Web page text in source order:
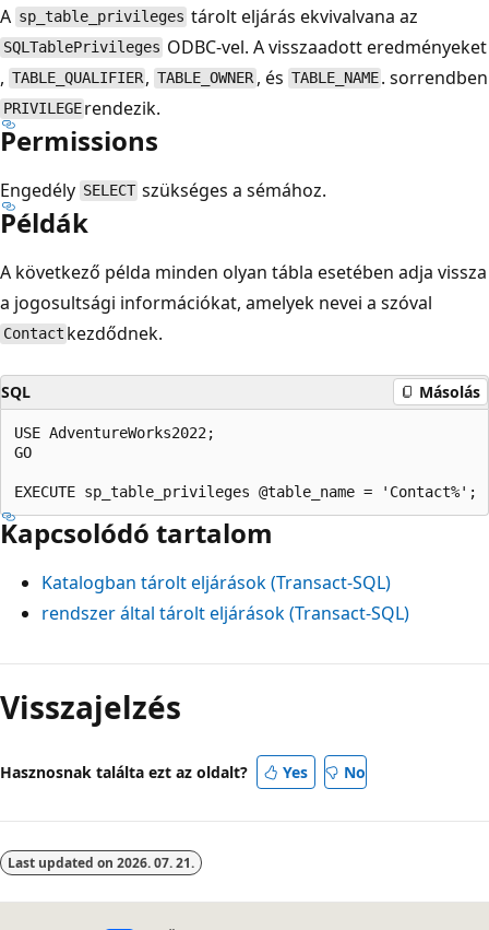
A sp_table_privileges tárolt eljárás ekvivalvana az
SQLTablePrivileges ODBC-vel. A visszaadott eredményeket
, TABLE_QUALIFIER , TABLE_OWNER , és TABLE_NAME . sorrendben
PRIVILEGE rendezik.
Permissions
Engedély SELECT szükséges a sémához.
Példák
A következő példa minden olyan tábla esetében adja vissza
a jogosultsági információkat, amelyek nevei a szóval
Contact kezdődnek.
SQL Másolás
USE AdventureWorks2022;
GO
Kapcsolódó tartalom
Katalogban tárolt eljárások (Transact-SQL)
rendszer által tárolt eljárások (Transact-SQL)
Visszajelzés
Hasznosnak találta ezt az oldalt? Yes No
Last updated on 2026. 07. 21.